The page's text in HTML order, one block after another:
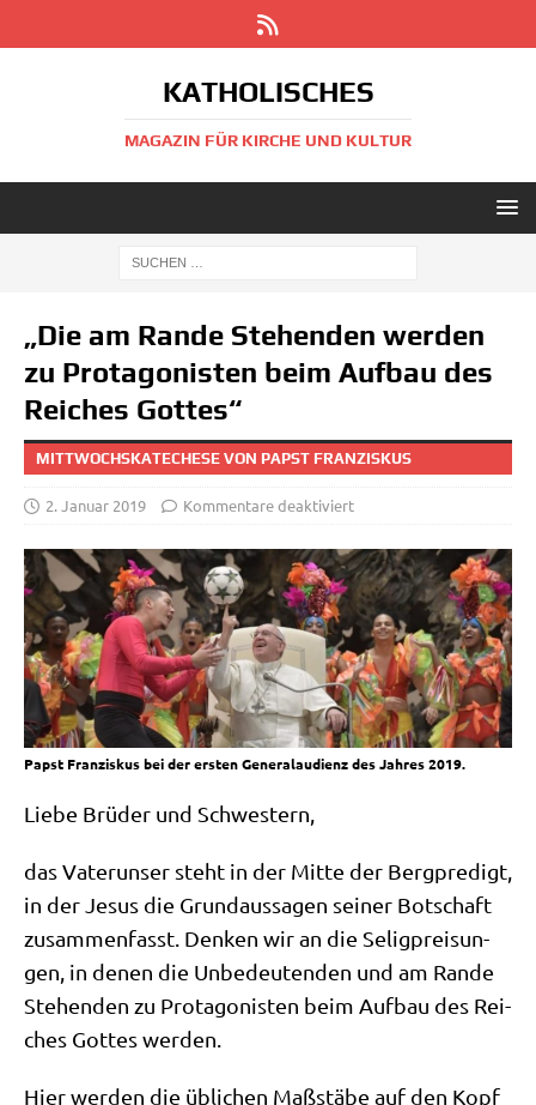
KATHOLISCHES
MAGAZIN FÜR KIRCHE UND KULTUR
„Die am Rande Stehenden werden
zu Protagonisten beim Aufbau des
Reiches Gottes“
MITTWOCHSKATECHESE VON PAPST FRANZISKUS
2. Januar 2019 Kommentare deaktiviert
Papst Franziskus bei der ersten Generalaudienz des Jahres 2019.
Lie­be Brü­der und Schwestern,
das Vater­un­ser steht in der Mit­te der Berg­pre­digt,
in der Jesus die Grund­aus­sa­gen sei­ner Bot­schaft
zusam­men­fasst. Den­ken wir an die Selig­prei­sun­
gen, in denen die Unbe­deu­ten­den und am Ran­de
Ste­hen­den zu Prot­ago­ni­sten beim Auf­bau des Rei­
ches Got­tes werden.
Hier wer­den die übli­chen Maß­stä­be auf den Kopf